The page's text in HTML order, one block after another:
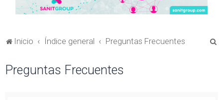
Inicio Índice general Preguntas Frecuentes
Preguntas Frecuentes